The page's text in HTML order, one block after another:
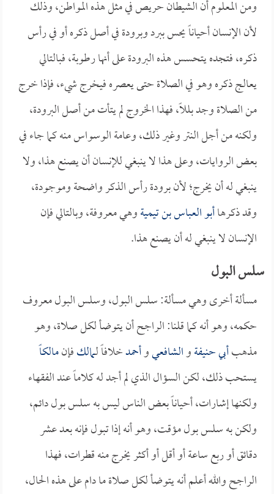
ومن المعلوم أن الشيطان حريص في مثل هذه المواطن، وذلك
لأن الإنسان أحياناً يحس ببرد وبرودة في أصل ذكره أو في رأس
ذكره، فتجده يتحسس هذه البرودة على أنها رطوبة، فبالتالي
يعالج ذكره وهو في الصلاة حتى يعصره فيخرج شيء، فإذا خرج
من الصلاة وجد بللاً، فهذا الخروج لم يتأت من أصل البرودة،
ولكنه من أجل النتر وغير ذلك، وعامة الوسواس منه كما جاء في
بعض الروايات، وعلى هذا لا ينبغي للإنسان أن يصنع هذا، ولا
ينبغي له أن يخرج؛ لأن برودة رأس الذكر واضحة وموجودة،
وقد ذكرهاأبو العباس بن تيميةوهي معروفة، وبالتالي فإن
الإنسان لا ينبغي له أن يصنع هذا.
سلس البول
مسألة أخرى وهي مسألة: سلس البول، وسلس البول معروف
حكمه، وهو أنه كما قلنا: الراجح أن يتوضأ لكل صلاة، وهو
مذهبأبي حنيفةوالشافعيوأحمدخلافاً لـمالكفإنمالكاً
يستحب ذلك، لكن السؤال الذي لم أجد له كلاماً عند الفقهاء
ولكنها إشارات، أحياناً بعض الناس ليس به سلس بول دائم،
ولكن به سلس بول مؤقت، وهو أنه إذا تبول فإنه بعد عشر
دقائق أو ربع ساعة أو أقل أو أكثر يخرج منه قطرات، فهذا
الراجح والله أعلم أنه يتوضأ لكل صلاة ما دام على هذه الحال،